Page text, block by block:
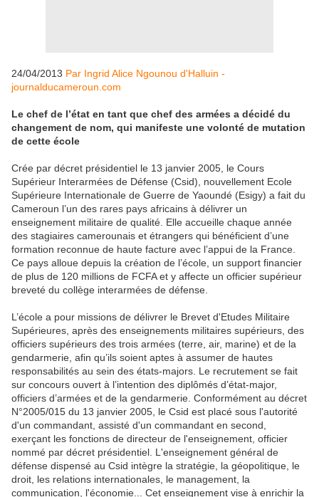
24/04/2013 Par Ingrid Alice Ngounou d'Halluin -
journalducameroun.com
Le chef de l’état en tant que chef des armées a décidé du
changement de nom, qui manifeste une volonté de mutation
de cette école
Crée par décret présidentiel le 13 janvier 2005, le Cours
Supérieur Interarmées de Défense (Csid), nouvellement Ecole
Supérieure Internationale de Guerre de Yaoundé (Esigy) a fait du
Cameroun l’un des rares pays africains à délivrer un
enseignement militaire de qualité. Elle accueille chaque année
des stagiaires camerounais et étrangers qui bénéficient d’une
formation reconnue de haute facture avec l’appui de la France.
Ce pays alloue depuis la création de l’école, un support financier
de plus de 120 millions de FCFA et y affecte un officier supérieur
breveté du collège interarmées de défense.
L’école a pour missions de délivrer le Brevet d'Etudes Militaire
Supérieures, après des enseignements militaires supérieurs, des
officiers supérieurs des trois armées (terre, air, marine) et de la
gendarmerie, afin qu’ils soient aptes à assumer de hautes
responsabilités au sein des états-majors. Le recrutement se fait
sur concours ouvert à l’intention des diplômés d’état-major,
officiers d’armées et de la gendarmerie. Conformément au décret
N°2005/015 du 13 janvier 2005, le Csid est placé sous l'autorité
d'un commandant, assisté d'un commandant en second,
exerçant les fonctions de directeur de l'enseignement, officier
nommé par décret présidentiel. L'enseignement général de
défense dispensé au Csid intègre la stratégie, la géopolitique, le
droit, les relations internationales, le management, la
communication, l'économie... Cet enseignement vise à enrichir la